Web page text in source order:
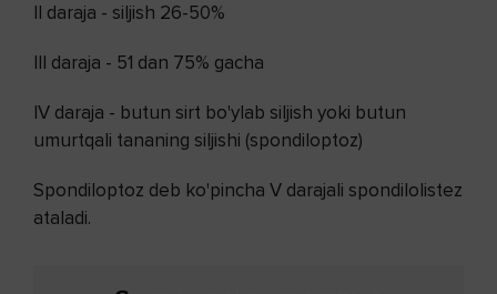
II daraja - siljish 26-50%
III daraja - 51 dan 75% gacha
IV daraja - butun sirt bo'ylab siljish yoki butun
umurtqali tananing siljishi (spondiloptoz)
Spondiloptoz deb ko'pincha V darajali spondilolistez
ataladi.